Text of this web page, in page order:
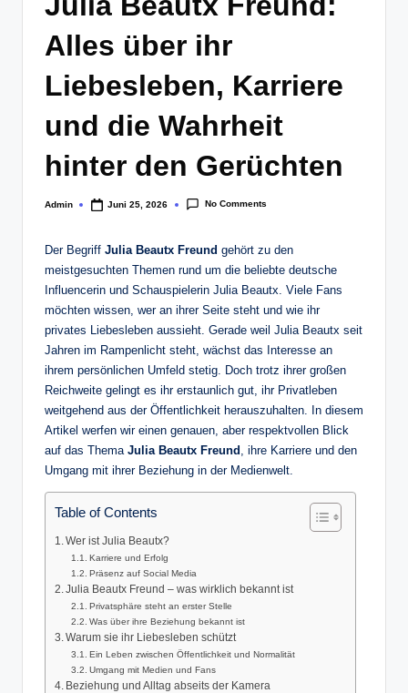
Alles über ihr
Liebesleben, Karriere
und die Wahrheit
hinter den Gerüchten
Posted
Admin Juni 25, 2026 No Comments
Der Begriff Julia Beautx Freund gehört zu den
meistgesuchten Themen rund um die beliebte deutsche
Influencerin und Schauspielerin Julia Beautx. Viele Fans
möchten wissen, wer an ihrer Seite steht und wie ihr
privates Liebesleben aussieht. Gerade weil Julia Beautx seit
Jahren im Rampenlicht steht, wächst das Interesse an
ihrem persönlichen Umfeld stetig. Doch trotz ihrer großen
Reichweite gelingt es ihr erstaunlich gut, ihr Privatleben
weitgehend aus der Öffentlichkeit herauszuhalten. In diesem
Artikel werfen wir einen genauen, aber respektvollen Blick
auf das Thema Julia Beautx Freund , ihre Karriere und den
Umgang mit ihrer Beziehung in der Medienwelt.
Table of Contents
Wer ist Julia Beautx?
Karriere und Erfolg
Präsenz auf Social Media
Julia Beautx Freund – was wirklich bekannt ist
Privatsphäre steht an erster Stelle
Was über ihre Beziehung bekannt ist
Warum sie ihr Liebesleben schützt
Ein Leben zwischen Öffentlichkeit und Normalität
Umgang mit Medien und Fans
Beziehung und Alltag abseits der Kamera